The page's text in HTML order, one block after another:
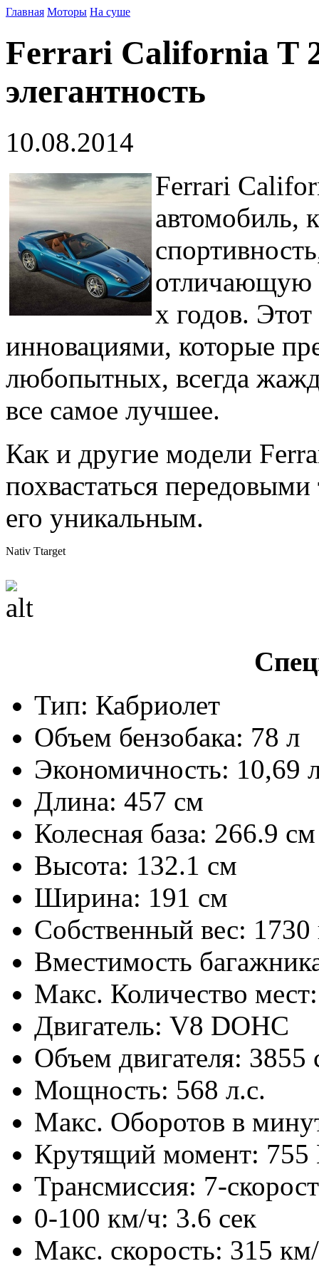
Главная Моторы На суше
Ferrari California T
элегантность
10.08.2014
Ferrari
автомобиль,
отличающую
х годов.
инновациями, которые
любопытных, всегда
все самое лучшее.
Как и другие модели
похвастаться
его уникальным.
Nativ Ttarget
Тип: Кабриолет
Объем бензобака: 78 л
Экономичность: 10,69
Длина: 457 см
Колесная база: 266.9 см
Высота: 132.1 см
Ширина: 191 см
Собственный вес: 1730
Вместимость
Макс. Количество
Двигатель: V8 DOHC
Объем двигателя: 3855
Мощность: 568 л.с.
Макс. Оборотов в
Крутящий момент:
Трансмиссия: 7-
0-100 км/ч: 3.6 сек
Макс. скорость: 315